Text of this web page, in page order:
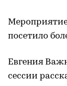
посетило
Евгения
сессии